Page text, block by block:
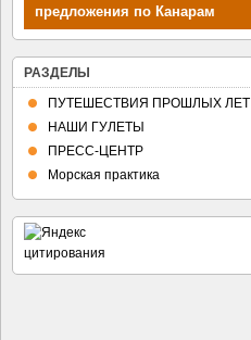
предложения по Канарам
РАЗДЕЛЫ
ПУТЕШЕСТВИЯ ПРОШЛЫХ ЛЕТ
НАШИ ГУЛЕТЫ
ПРЕСС-ЦЕНТР
Морская практика